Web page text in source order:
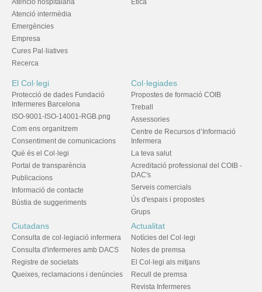
Atenció hospitalària
Atenció intermèdia
Emergències
Empresa
Cures Pal·liatives
Recerca
Ètica
El Col·legi
Protecció de dades Fundació
Infermeres Barcelona
ISO-9001-ISO-14001-RGB.png
Com ens organitzem
Consentiment de comunicacions
Què és el Col·legi
Portal de transparència
Publicacions
Informació de contacte
Bústia de suggeriments
Col·legiades
Propostes de formació COIB
Treball
Assessories
Centre de Recursos d’Informació
Infermera
La teva salut
Acreditació professional del COIB -
DAC's
Serveis comercials
Ús d'espais i propostes
Grups
Ciutadans
Consulta de col·legiació infermera
Consulta d'infermeres amb DACS
Registre de societats
Queixes, reclamacions i denúncies
Actualitat
Notícies del Col·legi
Notes de premsa
El Col·legi als mitjans
Recull de premsa
Revista Infermeres